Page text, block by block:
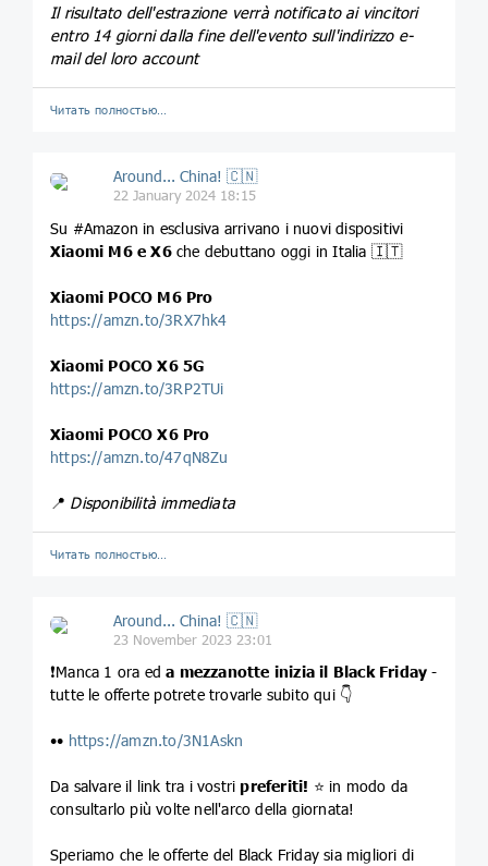
Il risultato dell'estrazione verrà notificato ai vincitori
entro 14 giorni dalla fine dell'evento sull'indirizzo e-
mail del loro account
Читать полностью…
Around... China! 🇨🇳
22 January 2024 18:15
Su #Amazon in esclusiva arrivano i nuovi dispositivi
Xiaomi M6 e X6che debuttano oggi in Italia 🇮🇹
Xiaomi POCO M6 Pro
https://amzn.to/3RX7hk4
Xiaomi POCO X6 5G
https://amzn.to/3RP2TUi
Xiaomi POCO X6 Pro
https://amzn.to/47qN8Zu
📍 Disponibilità immediata
Читать полностью…
Around... China! 🇨🇳
23 November 2023 23:01
❗️Manca 1 ora eda mezzanotte inizia il Black Friday -
tutte le offerte potrete trovarle subito qui 👇
•• https://amzn.to/3N1Askn
Da salvare il link tra i vostri preferiti! ⭐️ in modo da
consultarlo più volte nell'arco della giornata!
Speriamo che le offerte del Black Friday sia migliori di